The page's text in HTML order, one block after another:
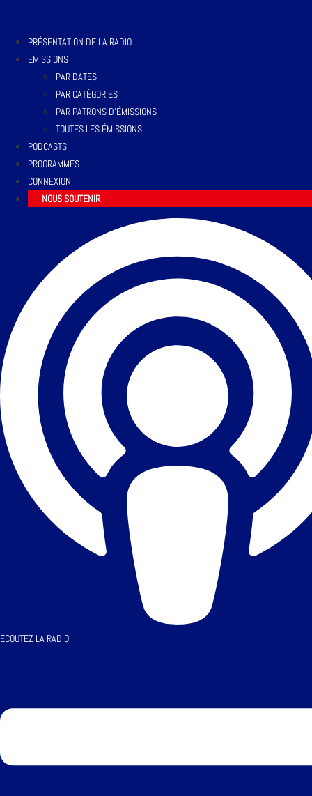
PRÉSENTATION DE LA RADIO
EMISSIONS
PAR DATES
PAR CATÉGORIES
PAR PATRONS D’ÉMISSIONS
TOUTES LES ÉMISSIONS
PODCASTS
PROGRAMMES
CONNEXION
NOUS SOUTENIR
ÉCOUTEZ LA RADIO